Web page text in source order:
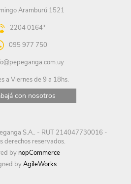
Aramburú 1521
2204 0164*
095 977 750
a Viernes de 9 a 18hs.
con nosotros
S.A.. - RUT 214047730016 -
derechos reservados.
by nopCommerce
byAgileWorks